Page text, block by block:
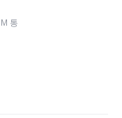
M 통